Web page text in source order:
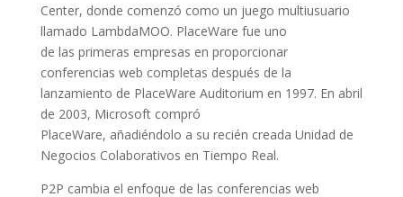
Center, donde comenzó como un juego multiusuario
llamado LambdaMOO. PlaceWare fue uno
de las primeras empresas en proporcionar
conferencias web completas después de la
lanzamiento de PlaceWare Auditorium en 1997. En abril
de 2003, Microsoft compró
PlaceWare, añadiéndolo a su recién creada Unidad de
Negocios Colaborativos en Tiempo Real.
P2P cambia el enfoque de las conferencias web